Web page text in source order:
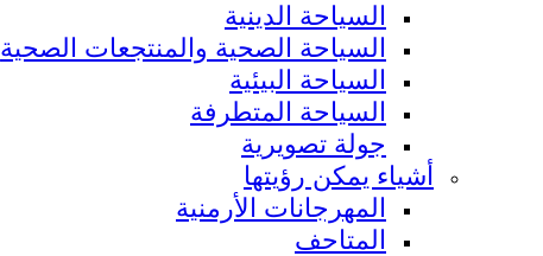
السياحة الدينية
السياحة الصحية والمنتجعات الصحية
السياحة البيئية
السياحة المتطرفة
جولة تصويرية
أشياء يمكن رؤيتها
المهرجانات الأرمنية
المتاحف